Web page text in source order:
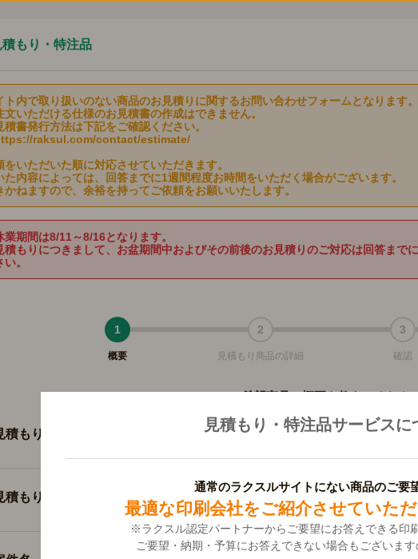
積もり・特注品
内で取り扱いのない商品のお見積りに関するお問い合わせフォームとなります。
いただける仕様のお見積書の作成はできません。
書発行方法は下記をご確認ください。
raksul.com/contact/estimate/
いただいた順に対応させていただきます。
内容によっては、回答までに1週間程度お時間をいただく場合がございます。
ねますので、余裕を持ってご依頼をお願いいたします。
期間は8/11～8/16となります。
もりにつきまして、お盆期間中およびその前後のお見積りのご対応は回答まで
。
概要
1
見積もり商品の詳細
2
確認
3
見積もり・特注品サービスに
通常のラクスルサイトにない商品のご要
最適な印刷会社をご紹介させていた
※ラクスル認定パートナーからご要望にお答えできる印
ご要望・納期・予算にお答えできない場合もございます
希望商品の概要を教えてくださ
積もり希望の商品 別製封筒印刷（全面印刷）
積もり希望商品の数 1